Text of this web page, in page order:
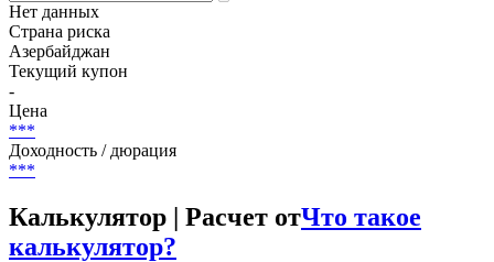
Нет данных
Страна риска
Азербайджан
Текущий купон
-
Цена
***
Доходность / дюрация
***
Калькулятор | Расчет отЧто такое
калькулятор?